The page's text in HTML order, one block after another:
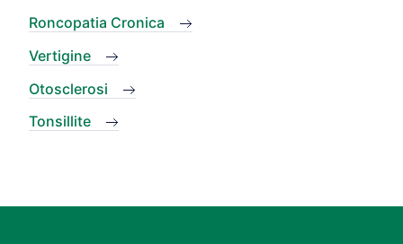
Roncopatia Cronica
Vertigine
Otosclerosi
Tonsillite